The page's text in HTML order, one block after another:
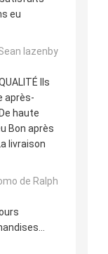
eu
lazenby
Ils
après-
haute
Bon après
livraison
de Ralph